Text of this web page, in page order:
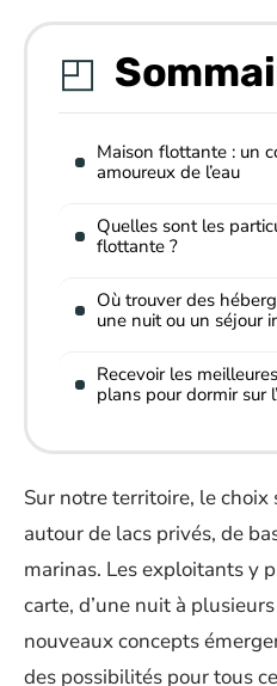
Maison flottante : un
amoureux de l’eau
Quelles sont les
flottante ?
Où trouver des
une nuit ou un séjour
Recevoir les
plans pour dormir sur
Sur notre territoire, le
autour de lacs privés, de
marinas. Les exploitants y
carte, d’une nuit à
nouveaux concepts
des possibilités pour tous